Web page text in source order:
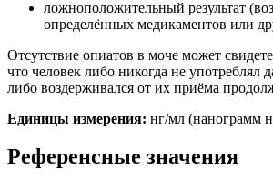
ложноположительный результат
определённых медикаментов или
Отсутствие опиатов в моче может
что человек либо никогда не употреблял
либо воздерживался от их приёма
Единицы измерения: нг/мл (нанограмм
Референсные значения